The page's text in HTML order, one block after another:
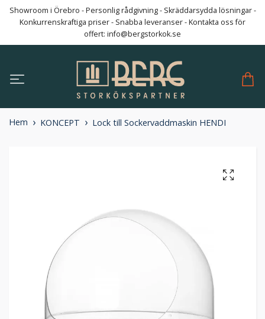
Showroom i Örebro - Personlig rådgivning - Skräddarsydda lösningar -
Konkurrenskraftiga priser - Snabba leveranser - Kontakta oss för
offert: info@bergstorkok.se
Hem KONCEPT Lock till Sockervaddmaskin HENDI